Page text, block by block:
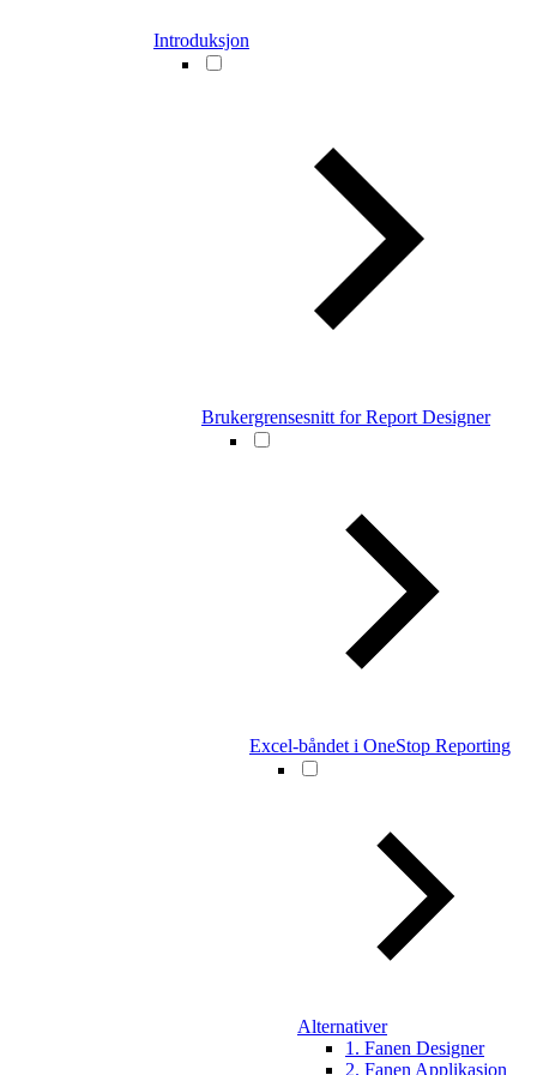
Introduksjon
Brukergrensesnitt for Report Designer
Excel-båndet i OneStop Reporting
Alternativer
1. Fanen Designer
2. Fanen Applikasjon